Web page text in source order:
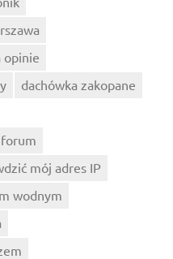
opinie
dachówka zakopane
mój adres IP
wodnym